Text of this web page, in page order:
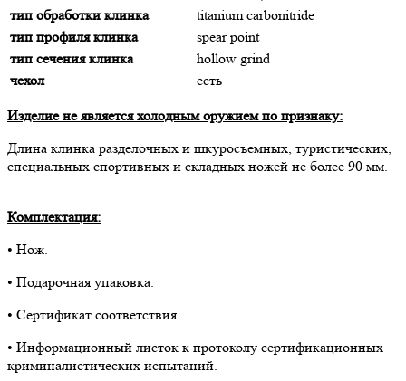
тип обработки клинка
titanium carbonitride
тип профиля клинка
spear point
тип сечения клинка
hollow grind
чехол
есть
Изделие не является холодным оружием по признаку:
Длина клинка разделочных и шкуросъемных, туристических,
специальных спортивных и складных ножей не более 90 мм.
Комплектация:
• Нож.
• Подарочная упаковка.
• Сертификат соответствия.
• Информационный листок к протоколу сертификационных
криминалистических испытаний.